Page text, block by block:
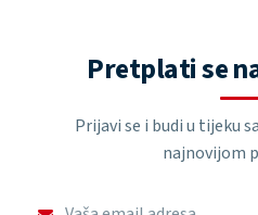
Pretplati se
Prijavi se i budi u tijeku
najnovijom